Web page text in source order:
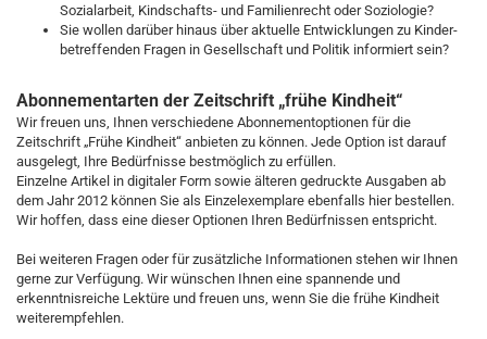
Sozialarbeit, Kindschafts- und Familienrecht oder Soziologie?
Sie wollen darüber hinaus über aktuelle Entwicklungen zu Kinder-
betreffenden Fragen in Gesellschaft und Politik informiert sein?
Abonnementarten der Zeitschrift „frühe Kindheit“
Wir freuen uns, Ihnen verschiedene Abonnementoptionen für die
Zeitschrift „Frühe Kindheit“ anbieten zu können. Jede Option ist darauf
ausgelegt, Ihre Bedürfnisse bestmöglich zu erfüllen.
Einzelne Artikel in digitaler Form sowie älteren gedruckte Ausgaben ab
dem Jahr 2012 können Sie als Einzelexemplare ebenfalls hier bestellen.
Wir hoffen, dass eine dieser Optionen Ihren Bedürfnissen entspricht.
Bei weiteren Fragen oder für zusätzliche Informationen stehen wir Ihnen
gerne zur Verfügung. Wir wünschen Ihnen eine spannende und
erkenntnisreiche Lektüre und freuen uns, wenn Sie die frühe Kindheit
weiterempfehlen.